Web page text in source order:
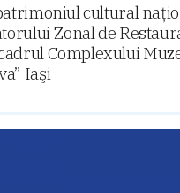
cultural
Zonal de
Complexului
Iaşi